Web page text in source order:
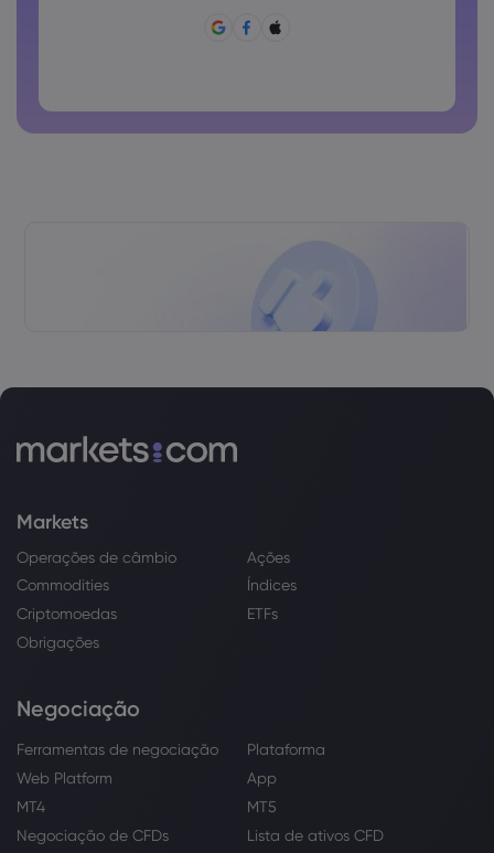
Markets
Operações de câmbio
Ações
Commodities
Índices
Criptomoedas
ETFs
Obrigações
Negociação
Ferramentas de negociação
Plataforma
Web Platform
App
MT4
MT5
Negociação de CFDs
Lista de ativos CFD